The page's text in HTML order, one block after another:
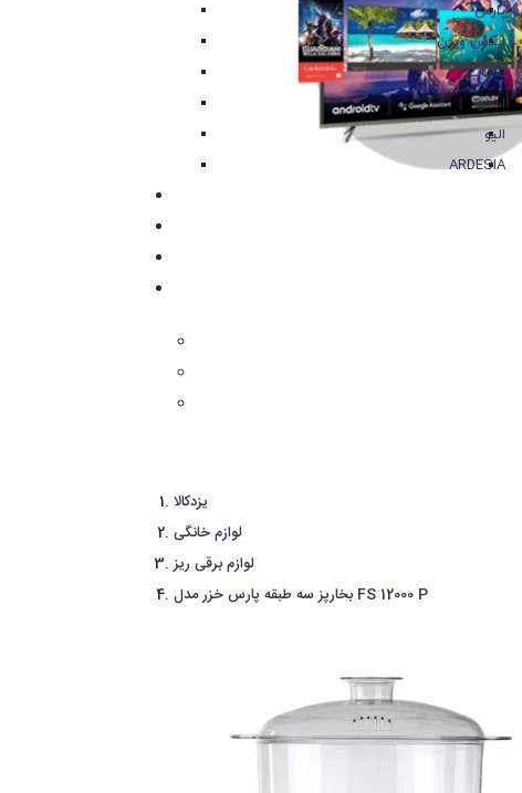
پارس
ایکس ویژن
شهاب
اسنوا
الیو
ARDESIA
یزدکالا
لوازم خانگی
لوازم برقی ریز
بخارپز سه طبقه پارس خزر مدل FS 12000 P